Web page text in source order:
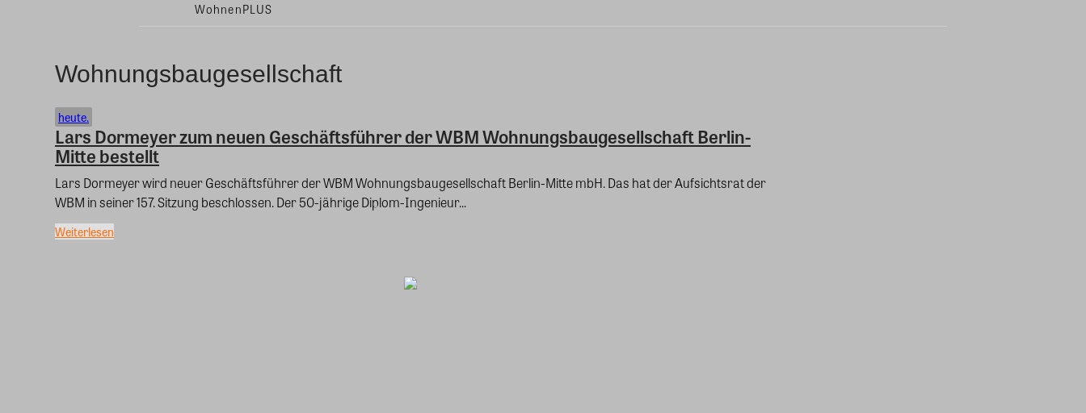
WohnenPLUS
Wohnungsbaugesellschaft
heute.
Lars Dormeyer zum neuen Geschäftsführer der WBM Wohnungsbaugesellschaft Berlin-
Mitte bestellt
Lars Dormeyer wird neuer Geschäftsführer der WBM Wohnungsbaugesellschaft Berlin-Mitte mbH. Das hat der Aufsichtsrat der
WBM in seiner 157. Sitzung beschlossen. Der 50-jährige Diplom-Ingenieur...
Weiterlesen